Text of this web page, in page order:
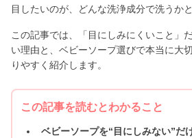
目したいのが、どんな洗浄成分で洗うかと
この記事では、「目にしみにくいこと」
い理由と、ベビーソープ選びで本当に大
りやすく紹介します。
この記事を読むとわかること
ベビーソープを“目にしみない”だ